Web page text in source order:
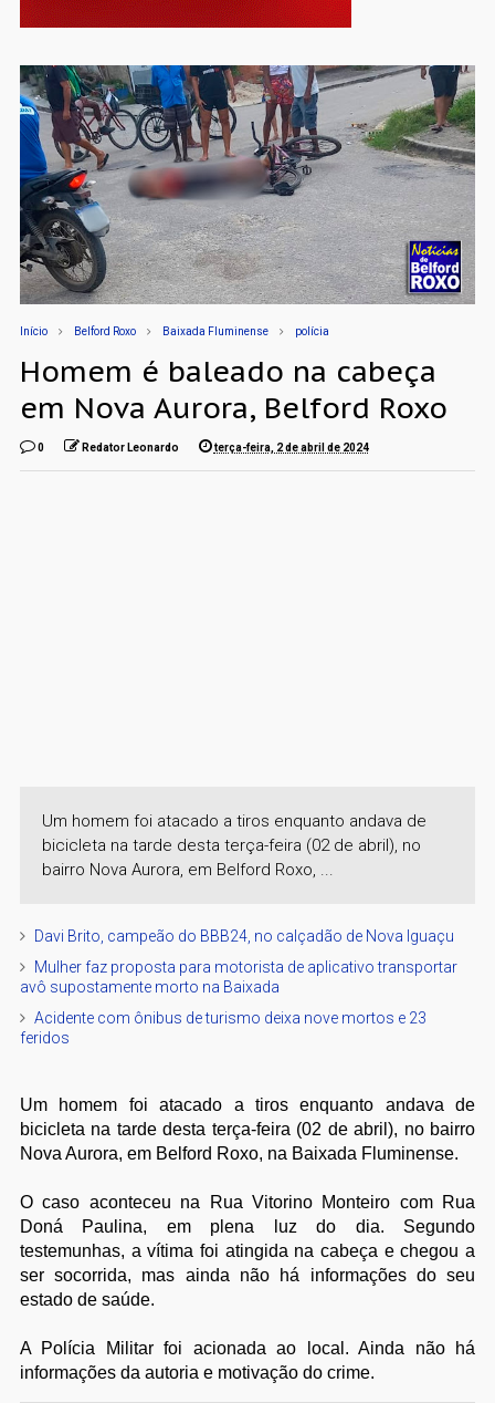
Início Belford Roxo Baixada Fluminense polícia
Homem é baleado na cabeça
em Nova Aurora, Belford Roxo
0 Redator Leonardo terça-feira, 2 de abril de 2024
Um homem foi atacado a tiros enquanto andava de
bicicleta na tarde desta terça-feira (02 de abril), no
bairro Nova Aurora, em Belford Roxo, ...
Davi Brito, campeão do BBB24, no calçadão de Nova Iguaçu
Mulher faz proposta para motorista de aplicativo transportar
avô supostamente morto na Baixada
Acidente com ônibus de turismo deixa nove mortos e 23
feridos
Um homem foi atacado a tiros enquanto andava de
bicicleta na tarde desta terça-feira (02 de abril), no bairro
Nova Aurora, em Belford Roxo, na Baixada Fluminense.
O caso aconteceu na Rua Vitorino Monteiro com Rua
Doná Paulina, em plena luz do dia. Segundo
testemunhas, a vítima foi atingida na cabeça e chegou a
ser socorrida, mas ainda não há informações do seu
estado de saúde.
A Polícia Militar foi acionada ao local. Ainda não há
informações da autoria e motivação do crime.